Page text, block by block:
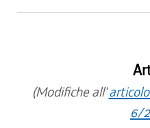
(Modifiche all'
6/